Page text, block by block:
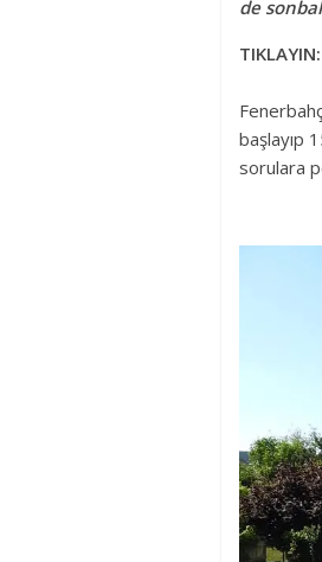
de
TIKLAYIN:
başlayıp
sorulara